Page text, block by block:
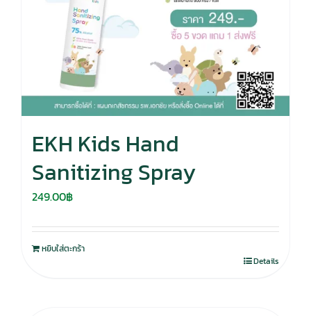
EKH Kids Hand
Sanitizing Spray
249.00฿
หยิบใส่ตะกร้า
Details